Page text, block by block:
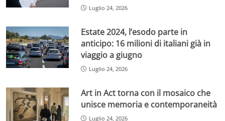
Luglio 24, 2026
Estate 2024, l’esodo parte in
anticipo: 16 milioni di italiani già in
viaggio a giugno
Luglio 24, 2026
Art in Act torna con il mosaico che
unisce memoria e contemporaneità
Luglio 24, 2026